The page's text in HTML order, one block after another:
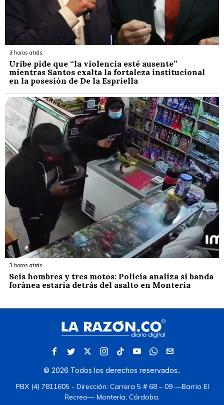
3 horas atrás
Uribe pide que “la violencia esté ausente”
mientras Santos exalta la fortaleza institucional
en la posesión de De la Espriella
3 horas atrás
Seis hombres y tres motos: Policía analiza si banda
foránea estaría detrás del asalto en Montería
© 2026 Todos los derechos reservados..
PBX (4) 7811605 - Dirección: Carrera 5 # 68 – 09 —Barrio El
Recreo— Montería, Córdoba.